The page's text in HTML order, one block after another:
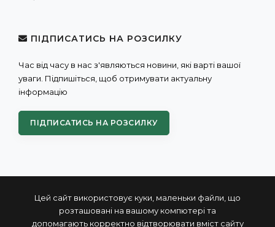
Цей сайт використовує куки, маленьки файли, що
розташовані на вашому компютері та
допомагають корректно відтворювати вміст сайту
ПІДПИСАТИСЬ НА РОЗСИЛКУ
Час від часу в нас з'являються новини, які варті вашої
уваги. Підпишіться, щоб отримувати актуальну
інформацію
ПІДПИСАТИСЬ НА РОЗСИЛКУ